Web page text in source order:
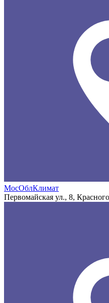
МосОблКлимат
Первомайская ул., 8,